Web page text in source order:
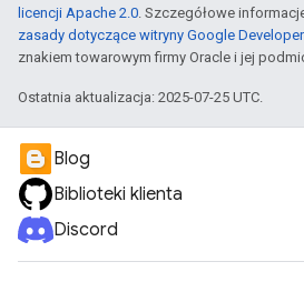
licencji Apache 2.0. Szczegółowe
zasady dotyczące witryny Google
znakiem towarowym firmy Oracle i jej
Ostatnia aktualizacja: 2025-07-25 UTC.
Blog
Biblioteki klienta
Discord